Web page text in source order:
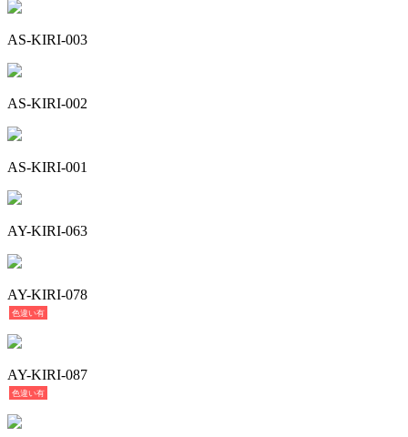
AS-KIRI-003
AS-KIRI-002
AS-KIRI-001
AY-KIRI-063
AY-KIRI-078
色違い有
AY-KIRI-087
色違い有